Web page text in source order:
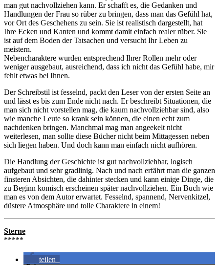
man gut nachvollziehen kann. Er schafft es, die Gedanken und
Handlungen der Frau so rüber zu bringen, dass man das Gefühl hat,
vor Ort des Geschehens zu sein. Sie ist realistisch dargestellt, hat
Ihre Ecken und Kanten und kommt damit einfach realer rüber. Sie
ist auf dem Boden der Tatsachen und versucht Ihr Leben zu
meistern.
Nebencharaktere wurden entsprechend Ihrer Rollen mehr oder
weniger ausgebaut, ausreichend, dass ich nicht das Gefühl habe, mir
fehlt etwas bei Ihnen.
Der Schreibstil ist fesselnd, packt den Leser von der ersten Seite an
und lässt es bis zum Ende nicht nach. Er beschreibt Situationen, die
man sich nicht vorstellen mag, die kaum nachvollziehbar sind, also
wie manche Leute so krank sein können, die einen echt zum
nachdenken bringen. Manchmal mag man angeekelt nicht
weiterlesen, man sollte diese Bücher nicht beim Mittagessen neben
sich liegen haben. Und doch kann man einfach nicht aufhören.
Die Handlung der Geschichte ist gut nachvollziehbar, logisch
aufgebaut und sehr gradlinig. Nach und nach erfährt man die ganzen
finsteren Absichten, die dahinter stecken und kann einige Dinge, die
zu Beginn komisch erscheinen später nachvollziehen. Ein Buch wie
man es von dem Autor erwartet. Fesselnd, spannend, Nervenkitzel,
düstere Atmosphäre und tolle Charaktere in einem!
Sterne
*****
teilen